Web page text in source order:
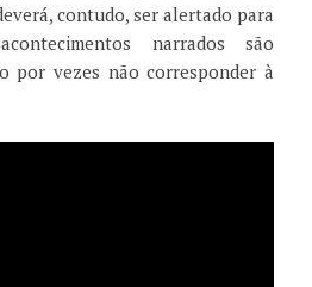
contudo, ser alertado para
narrados são
por vezes não corresponder à